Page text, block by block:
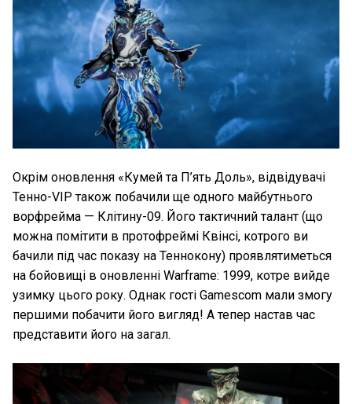
Окрім оновлення «Кумей та П’ять Доль», відвідувачі
Тенно-VIP також побачили ще одного майбутнього
ворфрейма — Клітину-09. Його тактичний талант (що
можна помітити в протофреймі Квінсі, котрого ви
бачили під час показу на Теннокону) проявлятиметься
на бойовищі в оновленні Warframe: 1999, котре вийде
узимку цього року. Однак гості Gamescom мали змогу
першими побачити його вигляд! А тепер настав час
представити його на загал.